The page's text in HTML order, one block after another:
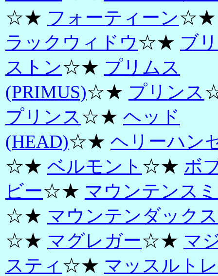
☆★ フォーティーン
ラックウィドウ☆★ ブ
ストン☆★ プリムス
(PRIMUS)☆★ プリンス
プリンス☆★ ヘッド
(HEAD)☆★ ヘリーハン
☆★ ベルモント ☆★ ボ
ビー☆★ マウンテンス
☆★ マウンテンダックス
☆★ マグレガー☆★ マ
スティ ☆★ マッスルト